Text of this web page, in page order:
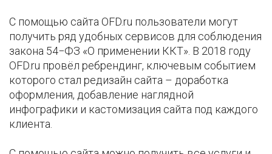
С помощью сайта OFD.ru пользователи могут
получить ряд удобных сервисов для соблюдения
закона 54−ФЗ «О применении ККТ». В 2018 году
OFD.ru провёл ребрендинг, ключевым событием
которого стал редизайн сайта – доработка
оформления, добавление наглядной
инфографики и кастомизация сайта под каждого
клиента.